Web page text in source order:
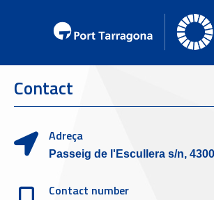
Contact
Adreça
Passeig de l'Escullera s/n,
Contact number